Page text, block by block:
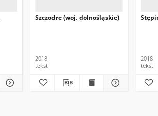
Szczodre (woj. dolnośląskie)
2018
tekst
2018
tekst